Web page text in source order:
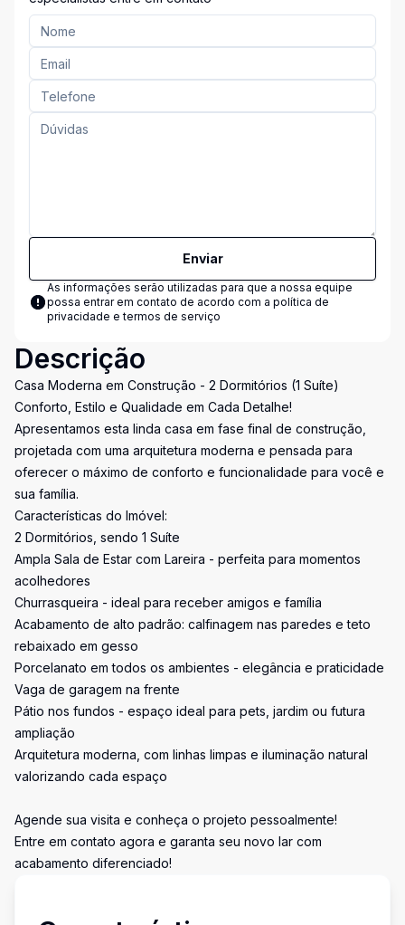
Enviar
As informações serão utilizadas para que a nossa equipe
possa entrar em contato de acordo com a política de
privacidade e termos de serviço
Descrição
Casa Moderna em Construção - 2 Dormitórios (1 Suíte)
Conforto, Estilo e Qualidade em Cada Detalhe!
Apresentamos esta linda casa em fase final de construção,
projetada com uma arquitetura moderna e pensada para
oferecer o máximo de conforto e funcionalidade para você e
sua família.
Características do Imóvel:
2 Dormitórios, sendo 1 Suíte
Ampla Sala de Estar com Lareira - perfeita para momentos
acolhedores
Churrasqueira - ideal para receber amigos e família
Acabamento de alto padrão: calfinagem nas paredes e teto
rebaixado em gesso
Porcelanato em todos os ambientes - elegância e praticidade
Vaga de garagem na frente
Pátio nos fundos - espaço ideal para pets, jardim ou futura
ampliação
Arquitetura moderna, com linhas limpas e iluminação natural
valorizando cada espaço
Agende sua visita e conheça o projeto pessoalmente!
Entre em contato agora e garanta seu novo lar com
acabamento diferenciado!